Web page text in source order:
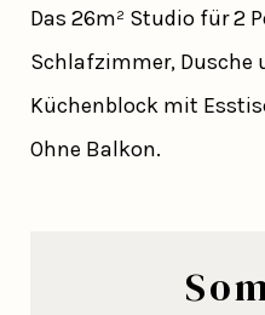
Das 26m² Studio für 2
Schlafzimmer, Dusche
Küchenblock mit
Ohne Balkon.